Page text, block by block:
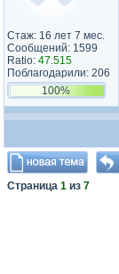
Стаж: 16 лет 7 мес.
Сообщений: 1599
Ratio: 47.515
Поблагодарили: 206
100%
Страница 1 из 7